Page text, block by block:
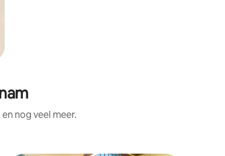
nog veel meer.